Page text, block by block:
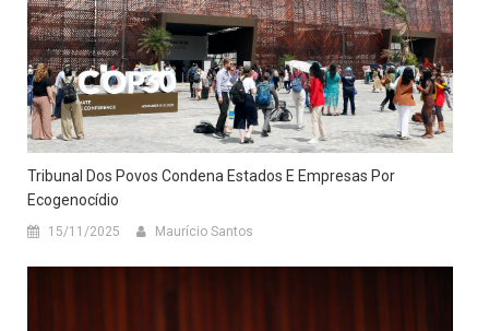
Tribunal Dos Povos Condena Estados E Empresas Por
Ecogenocídio
15/11/2025 Maurício Santos